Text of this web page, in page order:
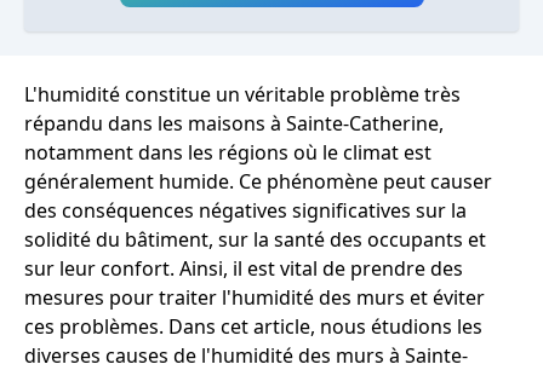
L'humidité constitue un véritable problème très
répandu dans les maisons à Sainte-Catherine,
notamment dans les régions où le climat est
généralement humide. Ce phénomène peut causer
des conséquences négatives significatives sur la
solidité du bâtiment, sur la santé des occupants et
sur leur confort. Ainsi, il est vital de prendre des
mesures pour traiter l'humidité des murs et éviter
ces problèmes. Dans cet article, nous étudions les
diverses causes de l'humidité des murs à Sainte-